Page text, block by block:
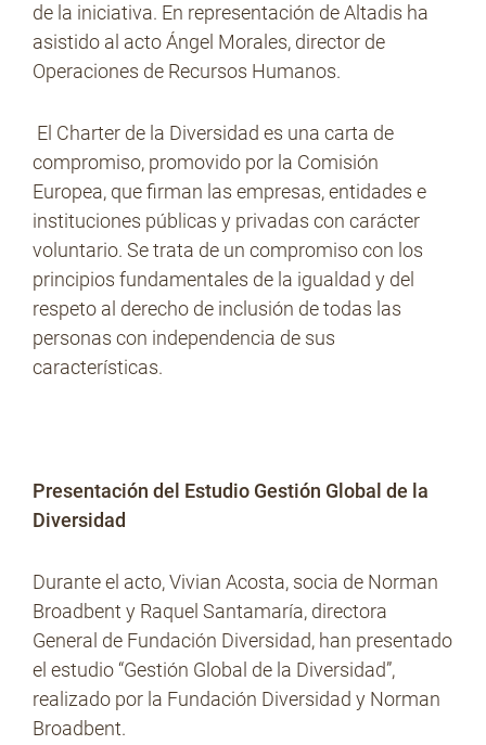
de la iniciativa. En representación de Altadis ha
asistido al acto Ángel Morales, director de
Operaciones de Recursos Humanos.
El Charter de la Diversidad es una carta de
compromiso, promovido por la Comisión
Europea, que firman las empresas, entidades e
instituciones públicas y privadas con carácter
voluntario. Se trata de un compromiso con los
principios fundamentales de la igualdad y del
respeto al derecho de inclusión de todas las
personas con independencia de sus
características.
Presentación del Estudio Gestión Global de la
Diversidad
Durante el acto, Vivian Acosta, socia de Norman
Broadbent y Raquel Santamaría, directora
General de Fundación Diversidad, han presentado
el estudio “Gestión Global de la Diversidad”,
realizado por la Fundación Diversidad y Norman
Broadbent.